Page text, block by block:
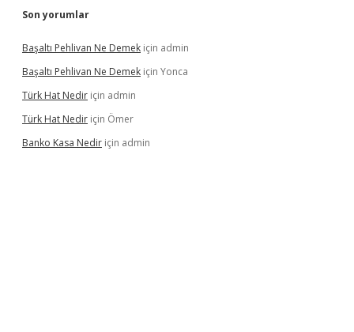
Son yorumlar
Başaltı Pehlivan Ne Demek için admin
Başaltı Pehlivan Ne Demek için Yonca
Türk Hat Nedir için admin
Türk Hat Nedir için Ömer
Banko Kasa Nedir için admin